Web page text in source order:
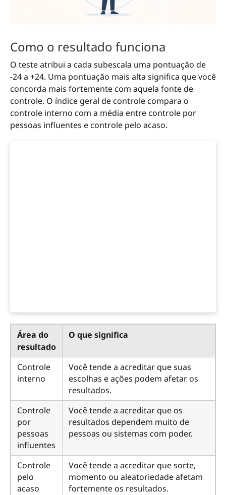
Como o resultado funciona
O teste atribui a cada subescala uma pontuação de
-24 a +24. Uma pontuação mais alta significa que você
concorda mais fortemente com aquela fonte de
controle. O índice geral de controle compara o
controle interno com a média entre controle por
pessoas influentes e controle pelo acaso.
Área do
resultado
O que significa
Controle
interno
Você tende a acreditar que suas
escolhas e ações podem afetar os
resultados.
Controle
por
pessoas
influentes
Você tende a acreditar que os
resultados dependem muito de
pessoas ou sistemas com poder.
Controle
pelo
acaso
Você tende a acreditar que sorte,
momento ou aleatoriedade afetam
fortemente os resultados.